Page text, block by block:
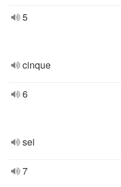
5
cinque
6
sei
7